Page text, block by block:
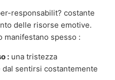
responsabilit? costante
delle risorse emotive.
manifestano spesso :
: una tristezza
sentirsi costantemente